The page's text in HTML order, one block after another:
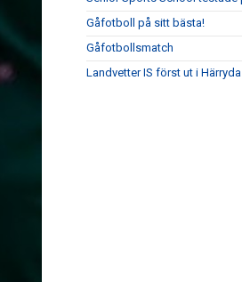
Gåfotboll på sitt bästa!
Gåfotbollsmatch
Landvetter IS först ut i